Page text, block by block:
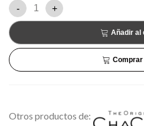
- +
Añadir al
Comprar
Otros productos de: